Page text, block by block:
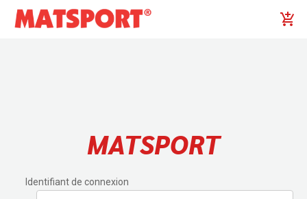
MATSPORT
Identifiant de connexion